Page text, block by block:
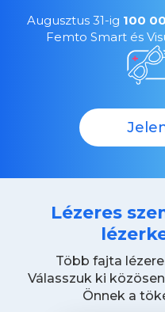
Augusztus 31-ig 100
Femto Smart és
Lézeres
Több fajta
Válasszuk ki
Önnek a